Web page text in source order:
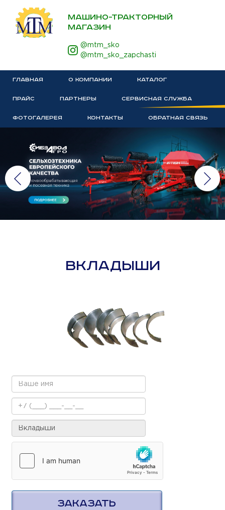
МАШИНО-ТРАКТОРНЫЙ
МАГАЗИН
@mtm_sko
@mtm_sko_zapchasti
ГЛАВНАЯ О КОМПАНИИ КАТАЛОГ
ПРАЙС ПАРТНЕРЫ СЕРВИСНАЯ СЛУЖБА
ФОТОГАЛЕРЕЯ КОНТАКТЫ ОБРАТНАЯ СВЯЗЬ
ВКЛАДЫШИ
ЗАКАЗАТЬ